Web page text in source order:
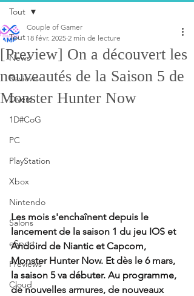
Tout
News
Reviews
Divers
1D#CoG
PC
PlayStation
Xbox
Nintendo
Salons
eSport
Previews
Cloud
Tout
[Preview] On a découvert les
nouveautés de la Saison 5 de
Monster Hunter Now
Couple of Gamer
18 févr. 2025 2 min de lecture
Les mois s'enchaînent depuis le
lancement de la saison 1 du jeu IOS et
Andoird de Niantic et Capcom,
Monster Hunter Now. Et dès le 6 mars,
la saison 5 va débuter. Au programme,
de nouvelles armures, de nouveaux